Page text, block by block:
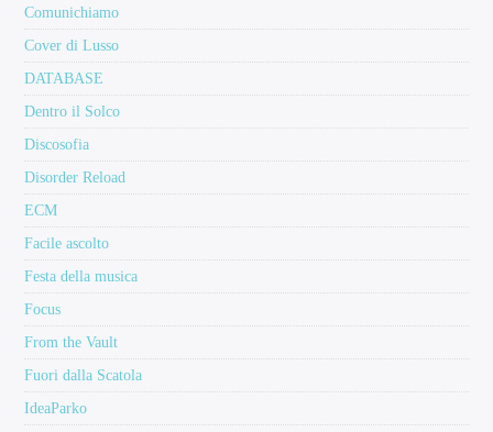
Comunichiamo
Cover di Lusso
DATABASE
Dentro il Solco
Discosofia
Disorder Reload
ECM
Facile ascolto
Festa della musica
Focus
From the Vault
Fuori dalla Scatola
IdeaParko